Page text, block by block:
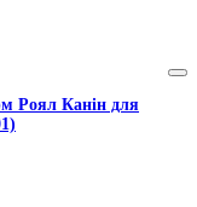
Роял Канін для